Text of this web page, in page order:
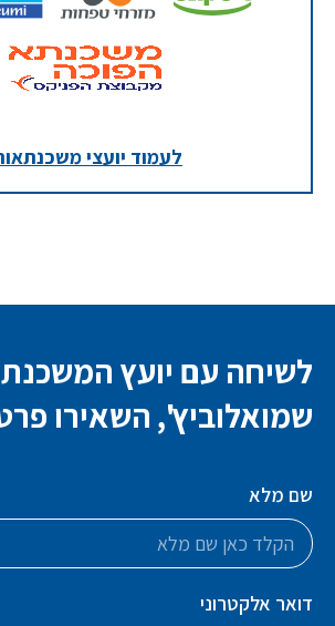
לעמוד יועצי
לשיחה עם יועץ
שמואלוביץ', השאירו
שם מלא
דואר אלקטרוני